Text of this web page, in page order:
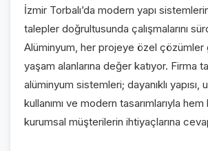
İzmir Torbalı’da modern yapı
talepler doğrultusunda çalışmalarını
Alüminyum, her projeye özel çözümler
yaşam alanlarına değer katıyor. Firma
alüminyum sistemleri; dayanıklı yapısı,
kullanımı ve modern tasarımlarıyla
kurumsal müşterilerin ihtiyaçlarına